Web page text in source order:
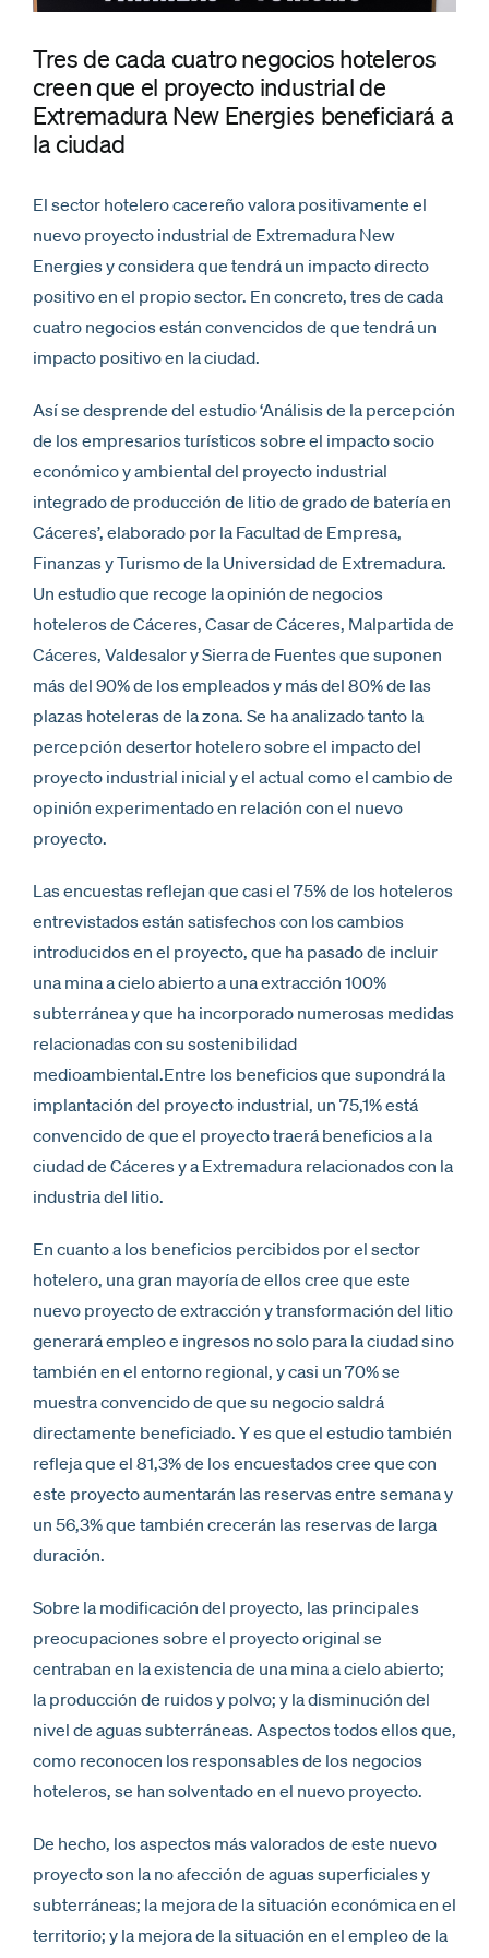
Tres de cada cuatro negocios hoteleros
creen que el proyecto industrial de
Extremadura New Energies beneficiará a
la ciudad
El sector hotelero cacereño valora positivamente el
nuevo proyecto industrial de Extremadura New
Energies y considera que tendrá un impacto directo
positivo en el propio sector. En concreto, tres de cada
cuatro negocios están convencidos de que tendrá un
impacto positivo en la ciudad.
Así se desprende del estudio ‘Análisis de la percepción
de los empresarios turísticos sobre el impacto socio
económico y ambiental del proyecto industrial
integrado de producción de litio de grado de batería en
Cáceres’, elaborado por la Facultad de Empresa,
Finanzas y Turismo de la Universidad de Extremadura.
Un estudio que recoge la opinión de negocios
hoteleros de Cáceres, Casar de Cáceres, Malpartida de
Cáceres, Valdesalor y Sierra de Fuentes que suponen
más del 90% de los empleados y más del 80% de las
plazas hoteleras de la zona. Se ha analizado tanto la
percepción desertor hotelero sobre el impacto del
proyecto industrial inicial y el actual como el cambio de
opinión experimentado en relación con el nuevo
proyecto.
Las encuestas reflejan que casi el 75% de los hoteleros
entrevistados están satisfechos con los cambios
introducidos en el proyecto, que ha pasado de incluir
una mina a cielo abierto a una extracción 100%
subterránea y que ha incorporado numerosas medidas
relacionadas con su sostenibilidad
medioambiental.Entre los beneficios que supondrá la
implantación del proyecto industrial, un 75,1% está
convencido de que el proyecto traerá beneficios a la
ciudad de Cáceres y a Extremadura relacionados con la
industria del litio.
En cuanto a los beneficios percibidos por el sector
hotelero, una gran mayoría de ellos cree que este
nuevo proyecto de extracción y transformación del litio
generará empleo e ingresos no solo para la ciudad sino
también en el entorno regional, y casi un 70% se
muestra convencido de que su negocio saldrá
directamente beneficiado. Y es que el estudio también
refleja que el 81,3% de los encuestados cree que con
este proyecto aumentarán las reservas entre semana y
un 56,3% que también crecerán las reservas de larga
duración.
Sobre la modificación del proyecto, las principales
preocupaciones sobre el proyecto original se
centraban en la existencia de una mina a cielo abierto;
la producción de ruidos y polvo; y la disminución del
nivel de aguas subterráneas. Aspectos todos ellos que,
como reconocen los responsables de los negocios
hoteleros, se han solventado en el nuevo proyecto.
De hecho, los aspectos más valorados de este nuevo
proyecto son la no afección de aguas superficiales y
subterráneas; la mejora de la situación económica en el
territorio; y la mejora de la situación en el empleo de la